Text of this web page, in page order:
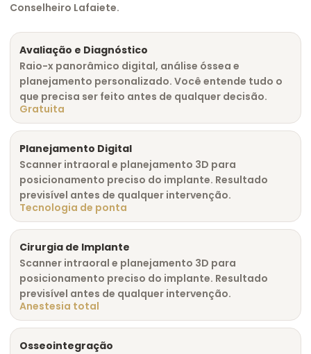
Conselheiro Lafaiete.
Avaliação e Diagnóstico
Raio-x panorâmico digital, análise óssea e
planejamento personalizado. Você entende tudo o
que precisa ser feito antes de qualquer decisão.
Gratuita
Planejamento Digital
Scanner intraoral e planejamento 3D para
posicionamento preciso do implante. Resultado
previsível antes de qualquer intervenção.
Tecnologia de ponta
Cirurgia de Implante
Scanner intraoral e planejamento 3D para
posicionamento preciso do implante. Resultado
previsível antes de qualquer intervenção.
Anestesia total
Osseointegração